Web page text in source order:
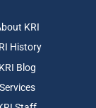
KRI
History
KRI Blog
Services